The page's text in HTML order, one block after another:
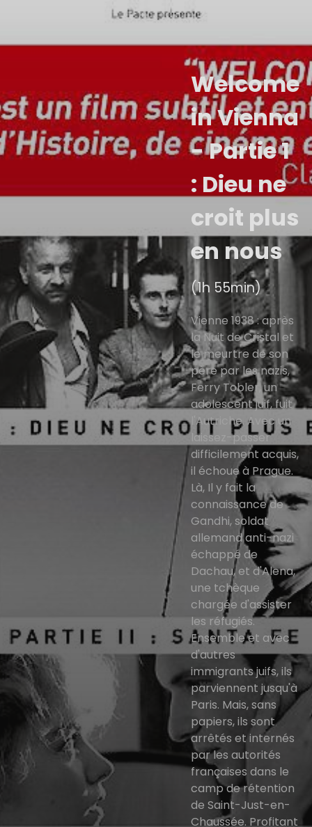
Welcome
in Vienna
- Partie 1
: Dieu ne
croit plus
en nous
(1h 55min)
Vienne 1938 : après
la Nuit de Cristal et
le meurtre de son
père par les nazis,
Ferry Tobler, un
adolescent juif, fuit
l'Autriche. Avec un
laissez-passer
difficilement acquis,
il échoue à Prague.
Là, Il y fait la
connaissance de
Gandhi, soldat
allemand anti-nazi
échappé de
Dachau, et d'Alena,
une tchèque
chargée d'assister
les réfugiés.
Ensemble et avec
d'autres
immigrants juifs, ils
parviennent jusqu'à
Paris. Mais, sans
papiers, ils sont
arrêtés et internés
par les autorités
françaises dans le
camp de rétention
de Saint-Just-en-
Chaussée. Profitant